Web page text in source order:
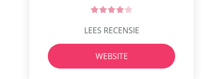
LEES RECENSIE
WEBSITE